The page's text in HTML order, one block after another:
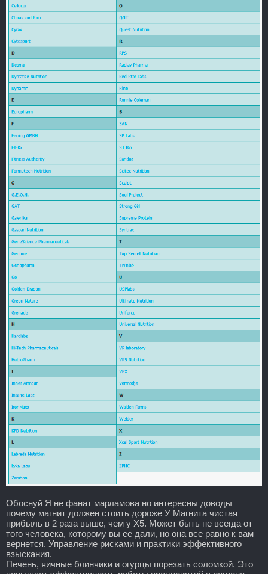
Обоснуй Я не фанат марламова но интересны доводы
почему магнит должен стоить дороже У Магнита чистая
прибыль в 2 раза выше, чем у Х5. Может быть не всегда от
того человека, которому вы ее дали, но она все равно к вам
вернется. Управление рисками и практики эффективного
взыскания.
Печень, яичные блинчики и огурцы порезать соломкой. Это